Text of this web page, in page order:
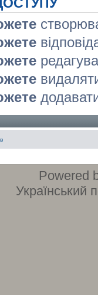
Powered
Український